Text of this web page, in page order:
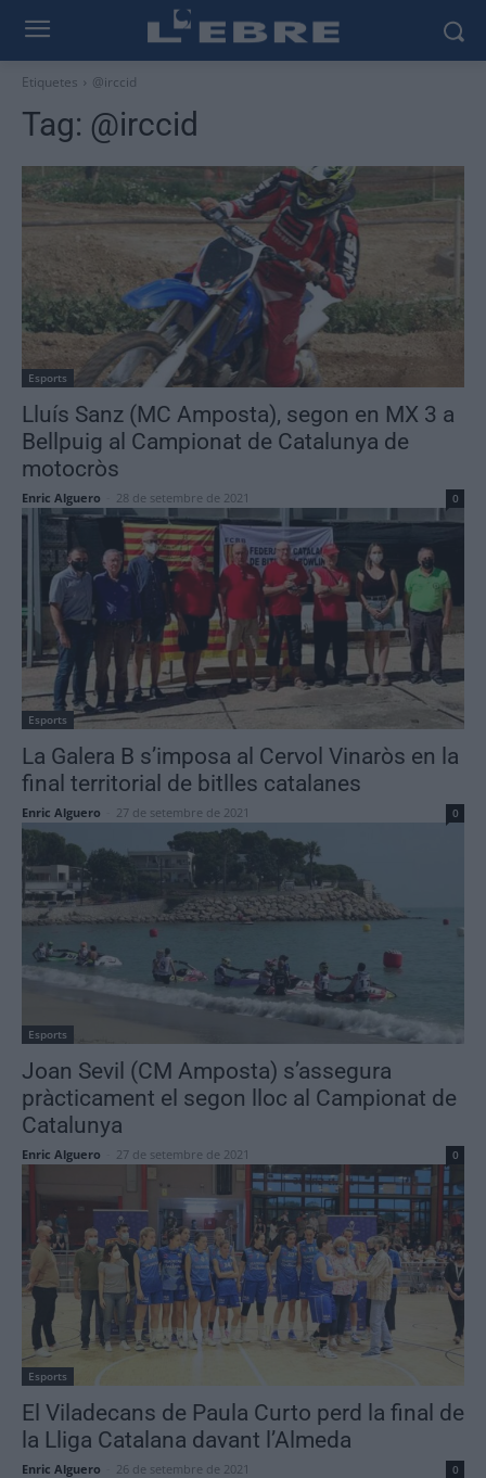
Etiquetes @irccid
Tag: @irccid
Esports
Lluís Sanz (MC Amposta), segon en MX 3 a
Bellpuig al Campionat de Catalunya de
motocròs
Enric Alguero 28 de setembre de 2021 0
Esports
La Galera B s’imposa al Cervol Vinaròs en la
final territorial de bitlles catalanes
Enric Alguero 27 de setembre de 2021 0
Esports
Joan Sevil (CM Amposta) s’assegura
pràcticament el segon lloc al Campionat de
Catalunya
Enric Alguero 27 de setembre de 2021 0
Esports
El Viladecans de Paula Curto perd la final de
la Lliga Catalana davant l’Almeda
Enric Alguero 26 de setembre de 2021 0